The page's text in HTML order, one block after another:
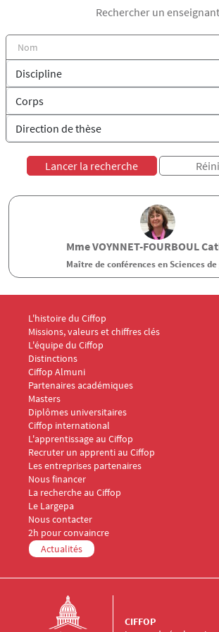
Rechercher un enseignant
MmeVOYNNET-FOURBOUL
Maître de conférences en Sciences
Menu Footer CIFFOP 1
L'histoire du Ciffop
Missions, valeurs et chiffres clés
L'équipe du Ciffop
Distinctions
Ciffop Almuni
Partenaires académiques
Menu Footer CIFFOP 2
Masters
Diplômes universitaires
Ciffop international
Menu Footer CIFFOP 3
L'apprentissage au Ciffop
Recruter un apprenti au Ciffop
Les entreprises partenaires
Nous financer
Menu Footer CIFFOP 4
La recherche au Ciffop
Le Largepa
Menu Footer CIFFOP 5
Nous contacter
2h pour convaincre
Actualités
CIFFOP